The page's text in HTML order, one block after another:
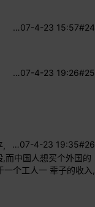
#24
07-4-23 15:57
…
#25
07-4-23 19:26
…
#26
07-4-23 19:35
…
而中国人想买个外国的
个工人一 辈子的收入,